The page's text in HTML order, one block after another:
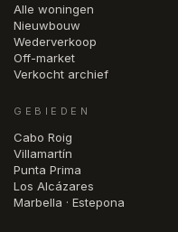
Alle woningen
Nieuwbouw
Wederverkoop
Off-market
Verkocht archief
GEBIEDEN
Cabo Roig
Villamartín
Punta Prima
Los Alcázares
Marbella · Estepona